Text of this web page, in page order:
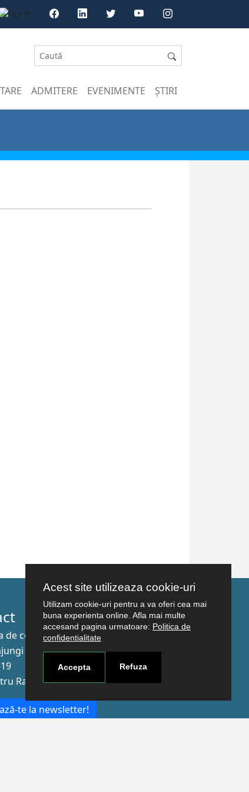
Acest site utilizeaza cookie-uri
Utilizam cookie-uri pentru a va oferi cea mai
buna experienta online. Afla mai multe
accesand pagina urmatoare: Politica de
confidentialitate
Accepta Refuza
ADMITERE EVENIMENTE ȘTIRI
de contact
aici
Rareş nr.2, Craiova, 200349
te la newsletter!